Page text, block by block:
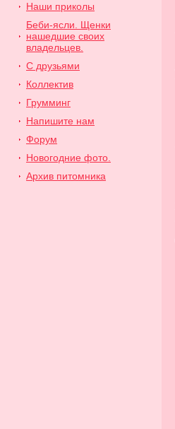
Наши приколы
Беби-ясли. Щенки
нашедшие своих
владельцев.
С друзьями
Коллектив
Грумминг
Напишите нам
Форум
Новогодние фото.
Архив питомника